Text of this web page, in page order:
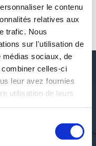
le contenu
relatives aux
trafic. Nous
sur l'utilisation de
médias sociaux, de
celles-ci
leur avez fournies
utilisation de leurs
JULIE BERETTI